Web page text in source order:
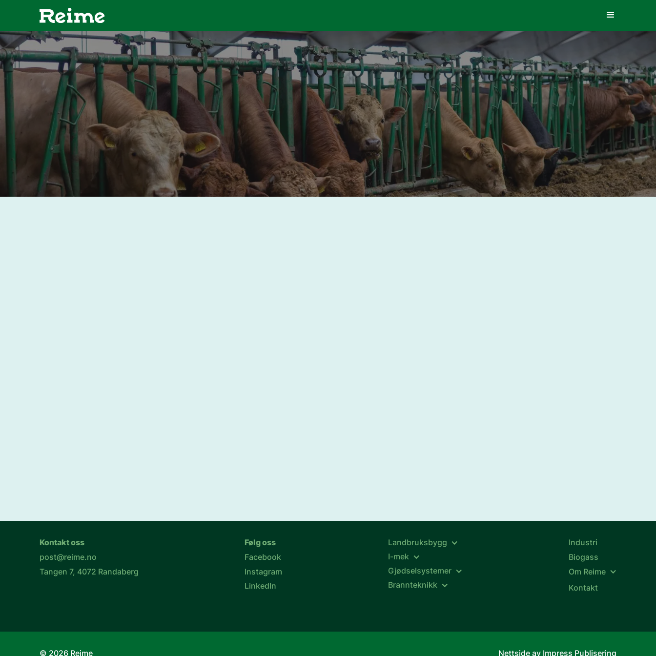
Kontakt oss
post@reime.no
Tangen 7, 4072 Randaberg
Følg oss
Facebook
Instagram
LinkedIn
Landbruksbygg
I-mek
Gjødselsystemer
Brannteknikk
Industri
Biogass
Om Reime
Kontakt
© 2026 Reime Nettside av Impress Publisering